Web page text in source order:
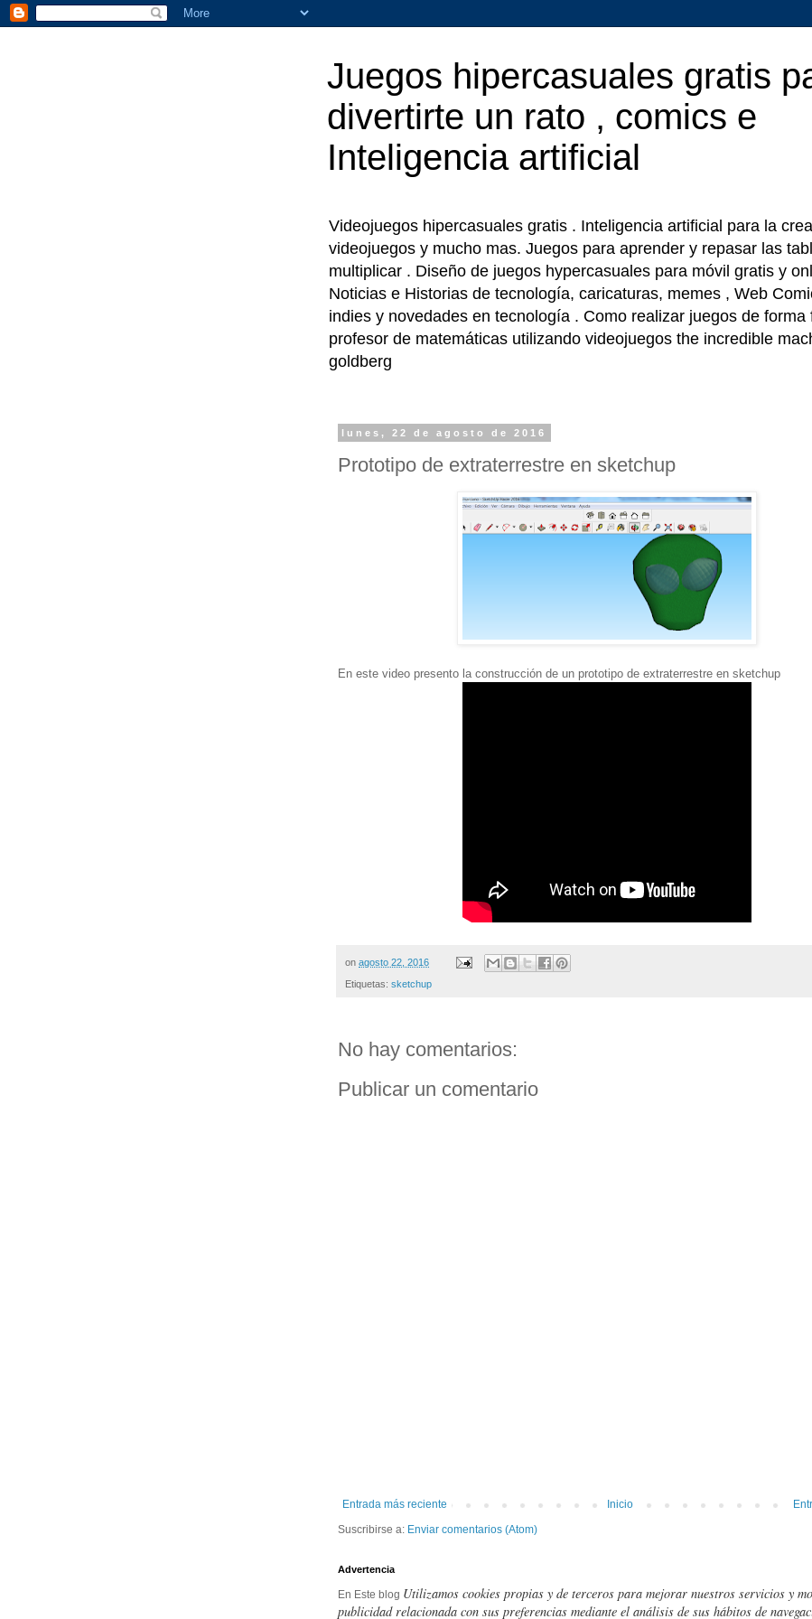
Juegos hipercasuales gratis
divertirte un rato , comics e
Inteligencia artificial
Videojuegos hipercasuales gratis . Inteligencia artificial para la
videojuegos y mucho mas. Juegos para aprender y repasar las
multiplicar . Diseño de juegos hypercasuales para móvil gratis y
Noticias e Historias de tecnología, caricaturas, memes , Web
indies y novedades en tecnología . Como realizar juegos de forma
profesor de matemáticas utilizando videojuegos the incredible
goldberg
lunes, 22 de agosto de 2016
Prototipo de extraterrestre en sketchup
En este video presento la construcción de un prototipo de extraterrestre en sketchup
on agosto 22, 2016
Etiquetas: sketchup
No hay comentarios:
Publicar un comentario
Entrada más reciente
Inicio
Suscribirse a: Enviar comentarios (Atom)
Advertencia
En Este blog Utilizamos cookies propias y de terceros para mejorar nuestros servicios y
publicidad relacionada con sus preferencias mediante el análisis de sus hábitos de